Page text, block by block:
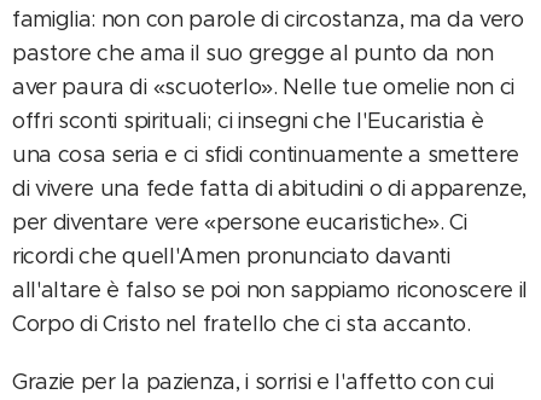
famiglia: non con parole di circostanza, ma da vero
pastore che ama il suo gregge al punto da non
aver paura di «scuoterlo». Nelle tue omelie non ci
offri sconti spirituali; ci insegni che l'Eucaristia è
una cosa seria e ci sfidi continuamente a smettere
di vivere una fede fatta di abitudini o di apparenze,
per diventare vere «persone eucaristiche». Ci
ricordi che quell'Amen pronunciato davanti
all'altare è falso se poi non sappiamo riconoscere il
Corpo di Cristo nel fratello che ci sta accanto.
Grazie per la pazienza, i sorrisi e l'affetto con cui